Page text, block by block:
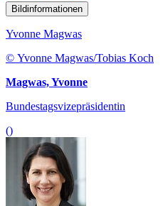
Bildinformationen
Yvonne Magwas
© Yvonne Magwas/Tobias Koch
Magwas, Yvonne
Bundestagsvizepräsidentin
()